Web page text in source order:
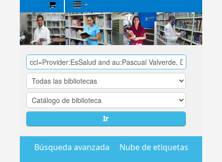
Biblioteca
Central
EsSalud
Ir
Búsqueda avanzada Nube de etiquetas